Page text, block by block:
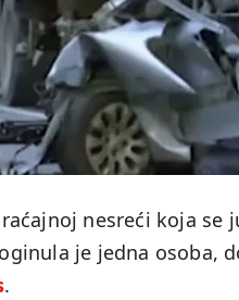
nesreći koja
je jedna osoba,
.